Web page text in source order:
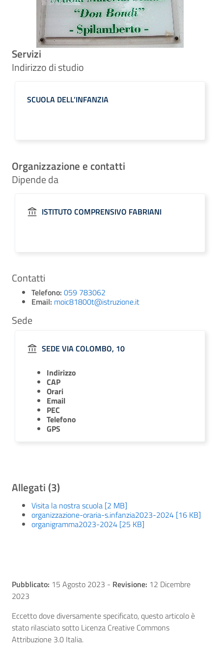
Servizi
Indirizzo di studio
SCUOLA DELL’INFANZIA
Organizzazione e contatti
Dipende da
ISTITUTO COMPRENSIVO FABRIANI
Contatti
Telefono: 059 783062
Email: moic81800t@istruzione.it
Sede
SEDE VIA COLOMBO, 10
Indirizzo
CAP
Orari
Email
PEC
Telefono
GPS
Allegati (3)
Visita la nostra scuola [2 MB]
organizzazione-oraria-s.infanzia2023-2024 [16 KB]
organigramma2023-2024 [25 KB]
Pubblicato: 15 Agosto 2023 - Revisione: 12 Dicembre
2023
Eccetto dove diversamente specificato, questo articolo è
stato rilasciato sotto Licenza Creative Commons
Attribuzione 3.0 Italia.